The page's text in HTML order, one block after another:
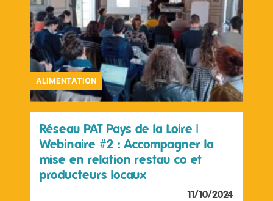
ALIMENTATION
Réseau PAT Pays de la Loire |
Webinaire #2 : Accompagner la
mise en relation restau co et
producteurs locaux
11/10/2024